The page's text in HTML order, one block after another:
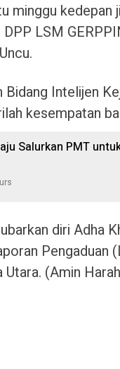
minggu
LSM
Bidang Intelijen
kesempatan
Salurkan PMT
diri Adha
Pengaduan
(Amin